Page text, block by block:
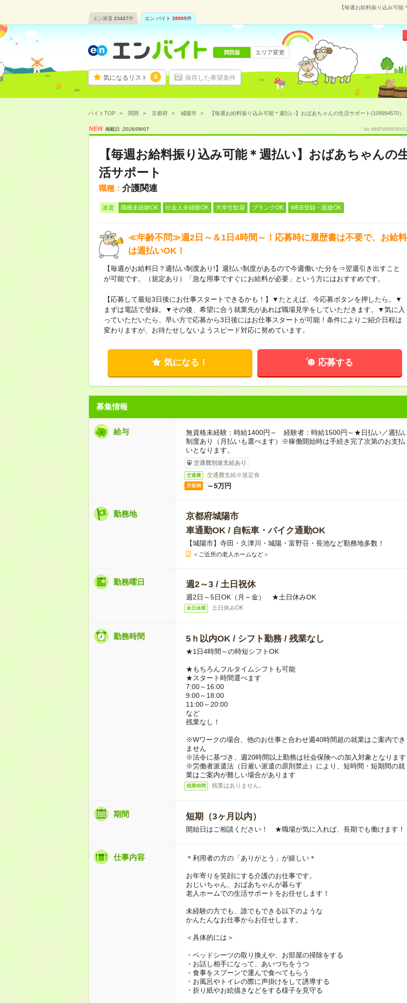
【毎週お給料振り込み可
エン派遣 23427件 エン バイト 28905件
気になるリスト 0 保存した希望条件
関西版 エリア変更
バイトTOP 関西 京都府 城陽市 【毎週お給料振り込み可能＊週払い】おばあちゃんの生活サポート(109994570）
NEW 掲載日 :2026/08/07
【毎週お給料振り込み可能＊週払い】おばあちゃんの
活サポート
職種： 介護関連
派遣 職種未経験OK 社会人未経験OK 大学生歓迎 ブランクOK WEB登録・面接OK
≪年齢不問≫週2日～＆1日4時間～！応募時に履歴書は不要で、お給料
は週払いOK！
【毎週がお給料日？週払い制度あり!】週払い制度があるので今週働いた分を⇒翌週引き出すこと
が可能です。（規定あり）「急な用事ですぐにお給料が必要」という方にはおすすめです。
【応募して最短3日後にお仕事スタートできるかも！】▼たとえば、今応募ボタンを押したら。▼
まずは電話で登録。▼その後、希望に合う就業先があれば職場見学をしていただきます。▼気に入
っていただいたら、早い方で応募から3日後にはお仕事スタートが可能！条件によりご紹介日程は
変わりますが、お待たせしないようスピード対応に努めています。
気になる！ 応募する
募集情報
給与
無資格未経験：時給1400円～ 経験者：時給1500円～★日払い／週払
制度あり（月払いも選べます）※稼働開始時は手続き完了次第のお支払
いとなります。
交通費別途支給あり
交通費 交通費支給※規定有
月収例 ～5万円
勤務地
京都府城陽市
車通勤OK / 自転車・バイク通勤OK
【城陽市】寺田・久津川・城陽・富野荘・長池など勤務地多数！
＜ご近所の老人ホームなど＞
勤務曜日 週2～3 / 土日祝休
週2日～5日OK（月～金） ★土日休みOK
休日休暇 土日休みOK
勤務時間 5ｈ以内OK / シフト勤務 / 残業なし
★1日4時間～の時短シフトOK
★もちろんフルタイムシフトも可能
★スタート時間選べます
7:00～16:00
9:00～18:00
11:00～20:00
など
残業なし！
※Wワークの場合、他のお仕事と合わせ週40時間超の就業はご案内でき
ません
※法令に基づき、週20時間以上勤務は社会保険への加入対象となります
※労働者派遣法（日雇い派遣の原則禁止）により、短時間・短期間の就
業はご案内が難しい場合があります
残業時間 残業はありません。
期間 短期（3ヶ月以内）
開始日はご相談ください！ ★職場が気に入れば、長期でも働けます！
仕事内容 ＊利用者の方の「ありがとう」が嬉しい＊
お年寄りを笑顔にする介護のお仕事です。
おじいちゃん、おばあちゃんが暮らす
老人ホームでの生活サポートをお任せします！
未経験の方でも、誰でもできる以下のような
かんたんなお仕事からお任せします。
＜具体的には＞
・ベッドシーツの取り換えや、お部屋の掃除をする
・お話し相手になって、あいづちをうつ
・食事をスプーンで運んで食べてもらう
・お風呂やトイレの際に声掛けをして誘導する
・折り紙やお絵描きなどをする様子を見守る